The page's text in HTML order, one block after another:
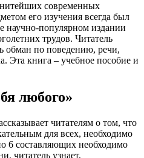
современных
его изучения всегда был
популярном издании
трудов. Читатель
обман по поведению, речи,
Эта книга – учебное пособие и
любого»
читателям о том, что
для всех, необходимо
6 составляющих необходимо
читатель узнает,